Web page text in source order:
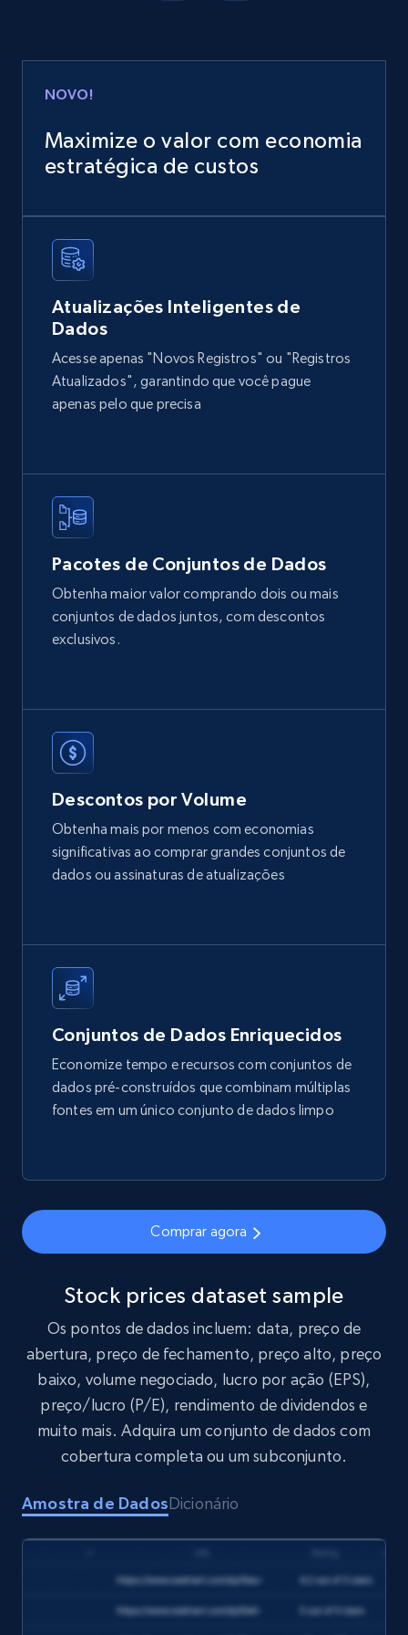
URL, User posted, Description, Hashtags, Num
comments, Date posted, Likes, Photos, and
more.
Zillow properties listing information
Zpid, City, State, HomeStatus, Address,
Real estate
12K+ 1.3K+ Buy Now
text, Date posted, and more.
Social media
Social media
10.4K+ 1.2K+ Buy Now
Account id, Nickname, Biography, Awg
Social media
963+ Buy Now
Youtube - Videos posts
URL, Title, Youtuber, Youtuber md5, Video url,
716+ Buy Now
NOVO!
Maximize o valor com economia
estratégica de custos
Atualizações Inteligentes de
Dados
Acesse apenas "Novos Registros" ou "Registros
Atualizados", garantindo que você pague
apenas pelo que precisa
Pacotes de Conjuntos de Dados
Obtenha maior valor comprando dois ou mais
conjuntos de dados juntos, com descontos
exclusivos.
Descontos por Volume
Obtenha mais por menos com economias
significativas ao comprar grandes conjuntos de
dados ou assinaturas de atualizações
Conjuntos de Dados Enriquecidos
Economize tempo e recursos com conjuntos de
dados pré-construídos que combinam múltiplas
fontes em um único conjunto de dados limpo
Comprar agora
Stock prices dataset sample
Os pontos de dados incluem: data, preço de
abertura, preço de fechamento, preço alto, preço
baixo, volume negociado, lucro por ação (EPS),
preço/lucro (P/E), rendimento de dividendos e
muito mais. Adquira um conjunto de dados com
cobertura completa ou um subconjunto.
Amostra de DadosDicionário